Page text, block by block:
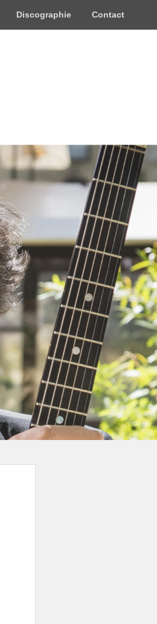
Discographie Contact